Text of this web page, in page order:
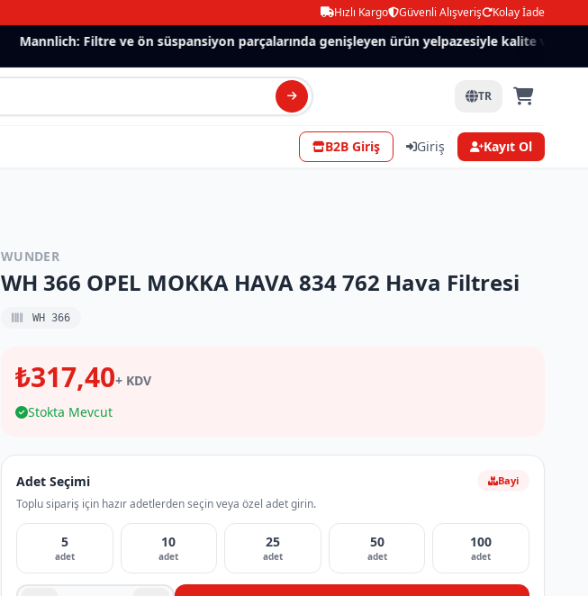
Hızlı Kargo Güvenli Alışveriş Kolay İade
Mannlich: Filtre ve ön süspansiyon parçalarında genişleyen ürün yelpazesiyle kalite ve güven.
TR
B2B Giriş Giriş Kayıt Ol
WUNDER
WH 366 OPEL MOKKA HAVA 834 762 Hava Filtresi
WH 366
₺317,40+ KDV
Stokta Mevcut
Adet Seçimi
Toplu sipariş için hazır adetlerden seçin veya özel adet girin.
Bayi
5
adet
10
adet
25
adet
50
adet
100
adet